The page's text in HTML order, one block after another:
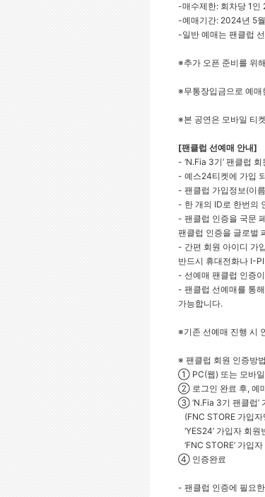
-매수제한: 회차당 1인
-예매기간: 2024년 5
-일반 예매는 팬클럽
※추가 오픈 준비를 위
※무통장입금으로 예
※본 공연은 모바일 티
[팬클럽 선예매 안내]
- ‘N.Fia 3기’ 팬클럽
- 예스24티켓에 가입
- 팬클럽 가입정보(이
- 한 개의 ID로 한번의
- 팬클럽 인증을 국문
팬클럽 인증을 글로벌
- 간편 회원 아이디 가
반드시 휴대전화나 I-
- 선예매 팬클럽 인증
- 팬클럽 선예매를 통
가능합니다.
※기존 선예매 진행 시
※ 팬클럽 회원 인증방법
① PC(웹) 또는 모바
② 로그인 완료 후, 예
③ ‘N.Fia 3기 팬클럽’
(FNC STORE 가입
‘YES24’ 가입자 회원
‘FNC STORE’ 가입자
④ 인증완료
- 팬클럽 인증에 필요